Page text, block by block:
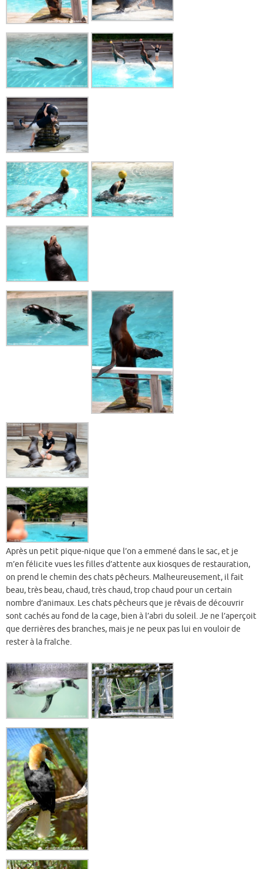
Après un petit pique-nique que l’on a emmené dans le sac, et je
m’en félicite vues les filles d’attente aux kiosques de restauration,
on prend le chemin des chats pêcheurs. Malheureusement, il fait
beau, très beau, chaud, très chaud, trop chaud pour un certain
nombre d’animaux. Les chats pêcheurs que je rêvais de découvrir
sont cachés au fond de la cage, bien à l’abri du soleil. Je ne l’aperçoit
que derrières des branches, mais je ne peux pas lui en vouloir de
rester à la fraîche.